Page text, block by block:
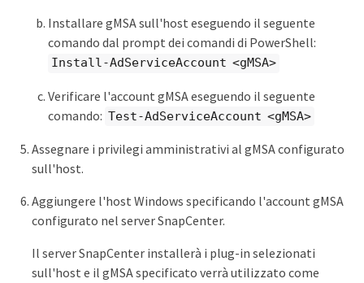
Installare gMSA sull'host eseguendo il seguente
comando dal prompt dei comandi di PowerShell:
Install-AdServiceAccount <gMSA>
Verificare l'account gMSA eseguendo il seguente
comando: Test-AdServiceAccount <gMSA>
Assegnare i privilegi amministrativi al gMSA configurato
sull'host.
Aggiungere l'host Windows specificando l'account gMSA
configurato nel server SnapCenter.
Il server SnapCenter installerà i plug-in selezionati
sull'host e il gMSA specificato verrà utilizzato come